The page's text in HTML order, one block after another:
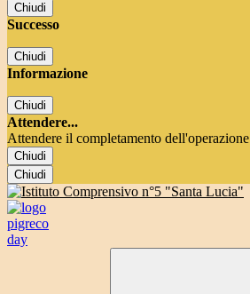
Chiudi
Successo
Chiudi
Informazione
Chiudi
Attendere...
Attendere il completamento
Chiudi
Chiudi